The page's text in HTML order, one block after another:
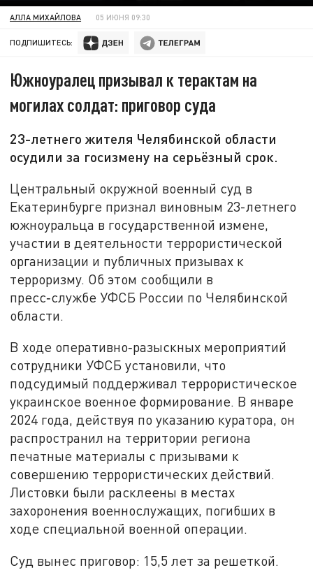
АЛЛА МИХАЙЛОВА 05 ИЮНЯ 09:30
ПОДПИШИТЕСЬ:
Южноуралец призывал к терактам на
могилах солдат: приговор суда
23-летнего жителя Челябинской области
осудили за госизмену на серьёзный срок.
Центральный окружной военный суд в
Екатеринбурге признал виновным 23-летнего
южноуральца в государственной измене,
участии в деятельности террористической
организации и публичных призывах к
терроризму. Об этом сообщили в
пресс‑службе УФСБ России по Челябинской
области.
В ходе оперативно‑разыскных мероприятий
сотрудники УФСБ установили, что
подсудимый поддерживал террористическое
украинское военное формирование. В январе
2024 года, действуя по указанию куратора, он
распространил на территории региона
печатные материалы с призывами к
совершению террористических действий.
Листовки были расклеены в местах
захоронения военнослужащих, погибших в
ходе специальной военной операции.
Суд вынес приговор: 15,5 лет за решеткой.